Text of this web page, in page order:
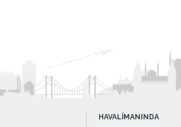
HAVALİMANINDA